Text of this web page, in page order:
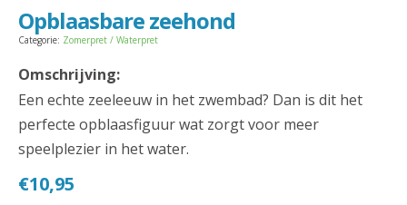
Opblaasbare zeehond
Categorie: Zomerpret / Waterpret
Omschrijving:
Een echte zeeleeuw in het zwembad? Dan is dit het
perfecte opblaasfiguur wat zorgt voor meer
speelplezier in het water.
€10,95